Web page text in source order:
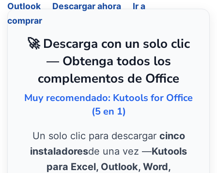
Outlook
Descargar ahora
Ir a
comprar
🚀 Descarga con un solo clic
— Obtenga todos los
complementos de Office
Muy recomendado: Kutools for Office
(5 en 1)
Un solo clic para descargar cinco
instaladoresde una vez —Kutools
para Excel, Outlook, Word,